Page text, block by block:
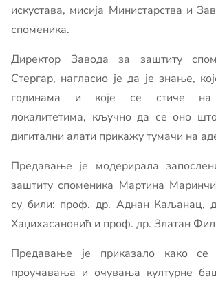
искустава, мисија Министарства и
споменика.
Директор Завода за заштиту
Стергар, нагласио је да је знање,
годинама и које се стиче на
локалитетима, кључно да се оно
дигитални алати прикажу тумачи на
Предавање је модерирала
заштиту споменика Мартина
су били: проф. др. Аднан Каљанац,
Хаџихасановић и проф. др. Златан
Предавање је приказало како се
проучавања и очувања културне